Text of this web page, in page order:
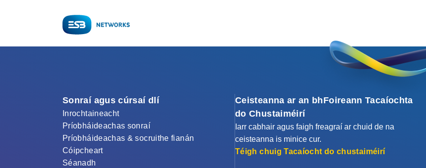
Sonraí agus cúrsaí dlí
Inrochtaineacht
Príobháideachas sonraí
Príobháideachas & socruithe fianán
Cóipcheart
Séanadh
Ceisteanna ar an bhFoireann Tacaíochta
do Chustaiméirí
Iarr cabhair agus faigh freagraí ar chuid de na
ceisteanna is minice cur.
Téigh chuig Tacaíocht do chustaiméirí